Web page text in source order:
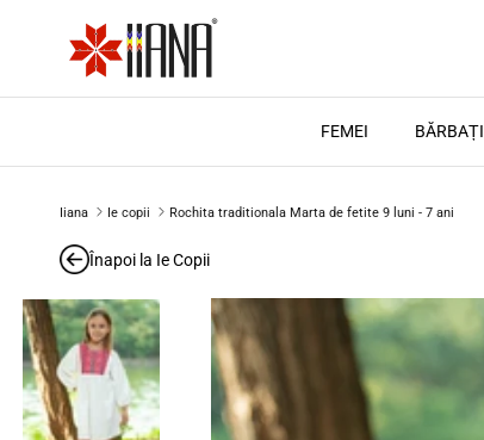
FEMEI BĂRBAȚI
Iiana Ie copii Rochita traditionala Marta de fetite 9 luni - 7 ani
Înapoi la Ie Copii